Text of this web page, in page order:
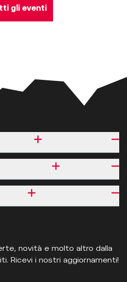
gli eventi
novità e molto altro dalla
Ricevi i nostri aggiornamenti!